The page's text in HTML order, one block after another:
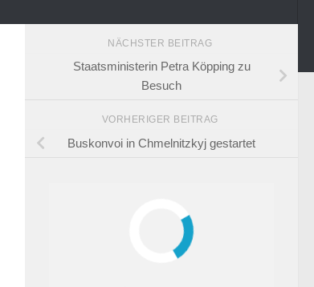
NÄCHSTER BEITRAG
Staatsministerin Petra Köpping zu
Besuch
VORHERIGER BEITRAG
Buskonvoi in Chmelnitzkyj gestartet